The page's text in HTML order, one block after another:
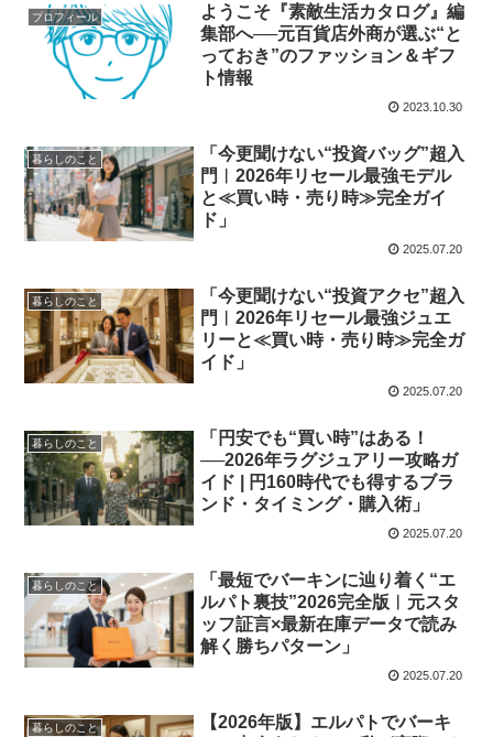
プロフィール
ようこそ『素敵生活カタログ』編
集部へ──元百貨店外商が選ぶ“と
っておき”のファッション＆ギフ
ト情報
2023.10.30
暮らしのこと
「今更聞けない“投資バッグ”超入
門︱2026年リセール最強モデル
と≪買い時・売り時≫完全ガイ
ド」
2025.07.20
暮らしのこと
「今更聞けない“投資アクセ”超入
門︱2026年リセール最強ジュエ
リーと≪買い時・売り時≫完全ガ
イド」
2025.07.20
暮らしのこと
「円安でも“買い時”はある！
──2026年ラグジュアリー攻略ガ
イド | 円160時代でも得するブラ
ンド・タイミング・購入術」
2025.07.20
暮らしのこと
「最短でバーキンに辿り着く“エ
ルパト裏技”2026完全版︱元スタ
ッフ証言×最新在庫データで読み
解く勝ちパターン」
2025.07.20
暮らしのこと
【2026年版】エルパトでバーキ